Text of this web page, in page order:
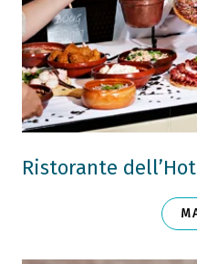
Ristorante